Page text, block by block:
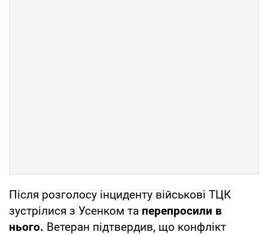
Після розголосу інциденту військові ТЦК
зустрілися з Усенком та перепросили в
нього. Ветеран підтвердив, що конфлікт